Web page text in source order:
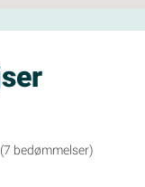
(7 bedømmelser)